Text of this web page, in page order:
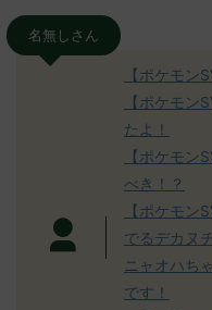
名無しさん
【ポケモン
【ポケモン
たよ！
【ポケモン
べき！？
【ポケモン
でるデカヌ
ニャオハち
です！